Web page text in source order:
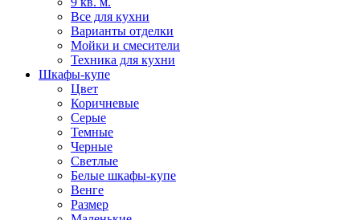
Все для кухни
Варианты отделки
Мойки и смесители
Техника для кухни
Шкафы-купе
Цвет
Коричневые
Серые
Темные
Черные
Светлые
Белые шкафы-купе
Венге
Размер